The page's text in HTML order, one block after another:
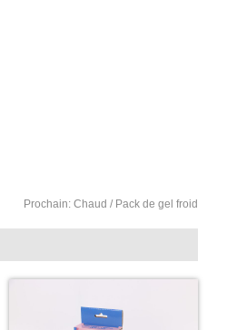
Prochain: Chaud / Pack de gel froid